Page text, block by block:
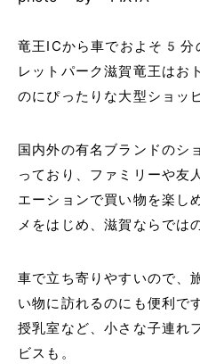
竜王ICから車でおよそ5分
レットパーク滋賀竜王はお
のにぴったりな大型ショッ
国内外の有名ブランドのシ
っており、ファミリーや友
エーションで買い物を楽し
メをはじめ、滋賀ならでは
車で立ち寄りやすいので、
い物に訪れるのにも便利で
授乳室など、小さな子連れ
ビスも。